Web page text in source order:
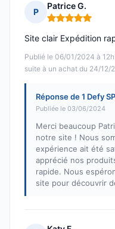
P
Patrice G.
Note : 5 sur 5
Publié le 06/01/2024 à
suite à un achat du 24/12/
Site clair Expédition
Réponse de 1 Defy
Publiée le 03/06/2024
Merci beaucoup
notre site ! Nous
expérience ait été
apprécié nos
rapide. Nous
site pour découvrir